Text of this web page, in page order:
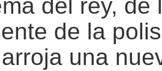
del rey, de
de la
una